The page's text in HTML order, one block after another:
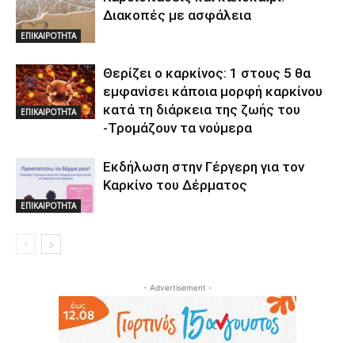
ΕΠΙΚΑΙΡΟΤΗΤΑ
Διακοπές με ασφάλεια
ΕΠΙΚΑΙΡΟΤΗΤΑ
Θερίζει ο καρκίνος: 1 στους 5 θα
εμφανίσει κάποια μορφή καρκίνου
κατά τη διάρκεια της ζωής του
-Τρομάζουν τα νούμερα
ΕΠΙΚΑΙΡΟΤΗΤΑ
Εκδήλωση στην Γέργερη για τον
Καρκίνο του Δέρματος
- Advertisement -